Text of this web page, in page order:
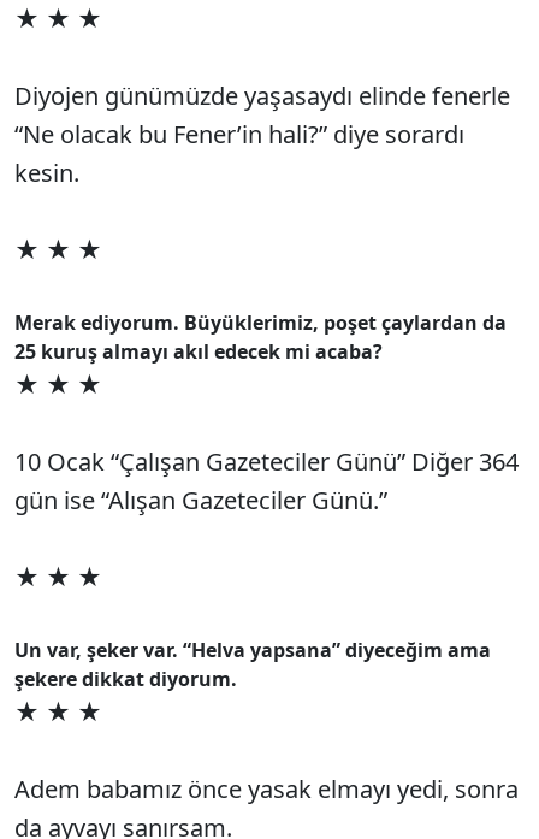
★ ★ ★
Diyojen günümüzde yaşasaydı elinde fenerle
“Ne olacak bu Fener’in hali?” diye sorardı
kesin.
★ ★ ★
Merak ediyorum. Büyüklerimiz, poşet çaylardan da
25 kuruş almayı akıl edecek mi acaba?
★ ★ ★
10 Ocak “Çalışan Gazeteciler Günü” Diğer 364
gün ise “Alışan Gazeteciler Günü.”
★ ★ ★
Un var, şeker var. “Helva yapsana” diyeceğim ama
şekere dikkat diyorum.
★ ★ ★
Adem babamız önce yasak elmayı yedi, sonra
da ayvayı sanırsam.